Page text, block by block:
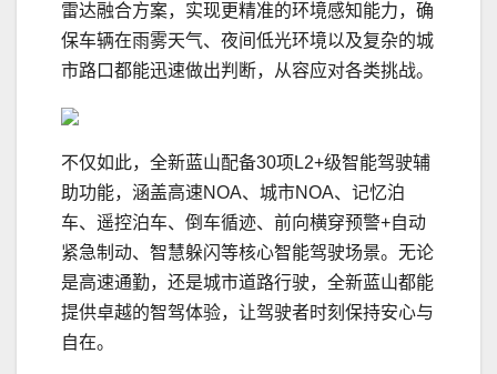
雷达融合方案，实现更精准的环境感知能力，确
保车辆在雨雾天气、夜间低光环境以及复杂的城
市路口都能迅速做出判断，从容应对各类挑战。
不仅如此，全新蓝山配备30项L2+级智能驾驶辅
助功能，涵盖高速NOA、城市NOA、记忆泊
车、遥控泊车、倒车循迹、前向横穿预警+自动
紧急制动、智慧躲闪等核心智能驾驶场景。无论
是高速通勤，还是城市道路行驶，全新蓝山都能
提供卓越的智驾体验，让驾驶者时刻保持安心与
自在。